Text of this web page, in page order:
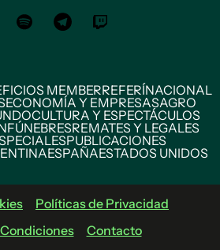
MEMBERREFERÍNACIONAL
ECONOMÍA Y EMPRESASAGRO
CULTURA Y ESPECTÁCULOS
FÚNEBRESREMATES Y LEGALES
PUBLICACIONES
ESPAÑAESTADOS UNIDOS
Políticas de Privacidad
Contacto